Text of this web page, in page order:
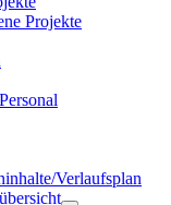
Projekte
Verlaufsplan